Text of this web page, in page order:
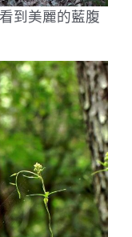
到美麗的藍腹